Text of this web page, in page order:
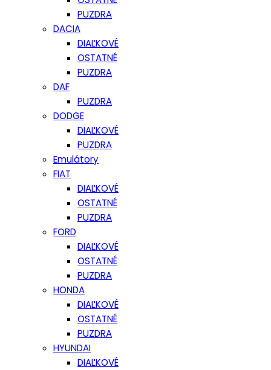
PUZDRA
DACIA
DIAĽKOVÉ
OSTATNÉ
PUZDRA
DAF
PUZDRA
DODGE
DIAĽKOVÉ
PUZDRA
Emulátory
FIAT
DIAĽKOVÉ
OSTATNÉ
PUZDRA
FORD
DIAĽKOVÉ
OSTATNÉ
PUZDRA
HONDA
DIAĽKOVÉ
OSTATNÉ
PUZDRA
HYUNDAI
DIAĽKOVÉ